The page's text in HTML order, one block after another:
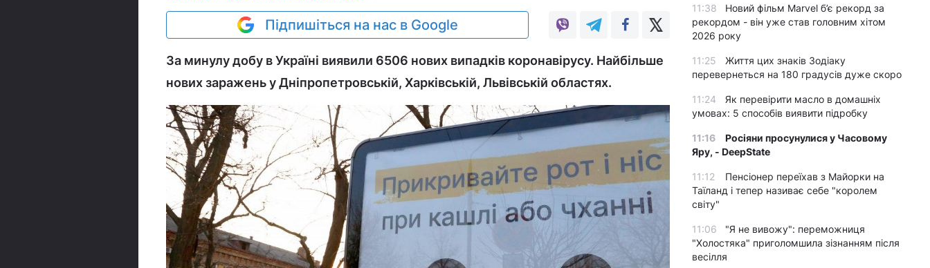
Підпишіться на нас в Google
За минулу добу в Україні виявили 6506 нових випадків коронавірусу. Найбільше
нових заражень у Дніпропетровській, Харківській, Львівській областях.
11:38
Новий фільм Marvel б’є рекорд за
рекордом - він уже став головним хітом
2026 року
11:25
Життя цих знаків Зодіаку
перевернеться на 180 градусів дуже скоро
11:24
Як перевірити масло в домашніх
умовах: 5 способів виявити підробку
11:16
Росіяни просунулися у Часовому
Яру, - DeepState
11:12
Пенсіонер переїхав з Майорки на
Таїланд і тепер називає себе "королем
світу"
11:06
"Я не вивожу": переможниця
"Холостяка" приголомшила зізнанням після
весілля